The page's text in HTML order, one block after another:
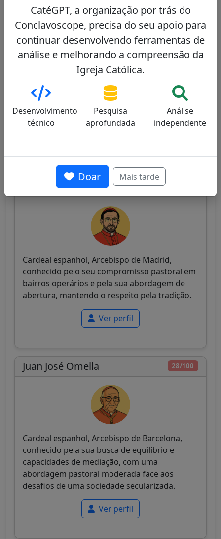
35/100
Carlos Osoro Sierra
conhecido pela sua atitude moderada e
conciliadora, procurando o equilíbrio entre
tradição e pastoral moderna.
José Cobo Cano
Cardeal espanhol, Arcebispo de Madrid,
conhecido pelo seu compromisso pastoral em
bairros operários e pela sua abordagem de
abertura, mantendo o respeito pela tradição.
Ver perfil
28/100
Juan José Omella
Cardeal espanhol, Arcebispo de Barcelona,
conhecido pela sua busca de equilíbrio e
capacidades de mediação, com uma
abordagem pastoral moderada face aos
desafios de uma sociedade secularizada.
Ver perfil
CatéGPT, a organização por trás do
Conclavoscope, precisa do seu apoio para
continuar desenvolvendo ferramentas de
análise e melhorando a compreensão da
Igreja Católica.
Desenvolvimento
técnico
Pesquisa
aprofundada
Análise
independente
Doar Mais tarde